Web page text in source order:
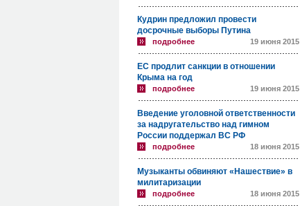
Кудрин предложил провести
досрочные выборы Путина
подробнее 19 июня 2015
ЕС продлит санкции в отношении
Крыма на год
подробнее 19 июня 2015
Введение уголовной ответственности
за надругательство над гимном
России поддержал ВС РФ
подробнее 18 июня 2015
Музыканты обвиняют «Нашествие» в
милитаризации
подробнее 18 июня 2015